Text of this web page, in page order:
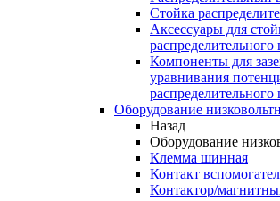
Стойка
Аксессуары для
распределительного
Компоненты для
уравнивания
распределительного
Оборудование
Назад
Оборудование
Клемма шинная
Контакт
Контактор/